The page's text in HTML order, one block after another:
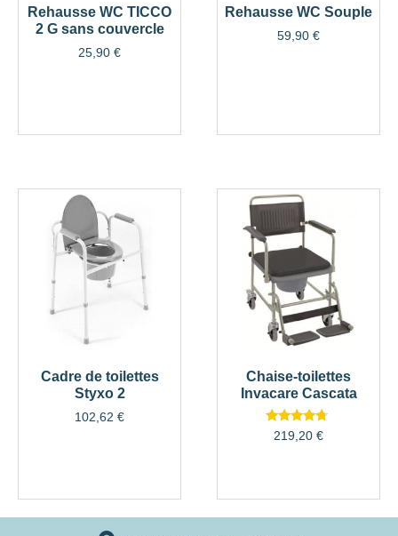
Rehausse WC TICCO
2 G sans couvercle
25,90 €
Rehausse WC Souple
59,90 €
Cadre de toilettes
Styxo 2
102,62 €
Chaise-toilettes
Invacare Cascata
Note
4.50
219,20 €